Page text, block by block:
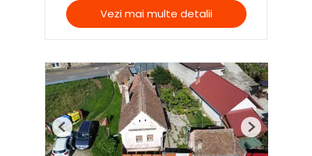
Vezi mai multe detalii
Previous Next